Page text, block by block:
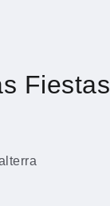
Fiestas